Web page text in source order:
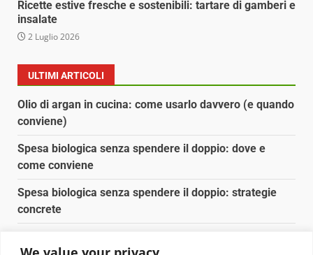
Ricette estive fresche e sostenibili: tartare di gamberi e
insalate
2 Luglio 2026
ULTIMI ARTICOLI
Olio di argan in cucina: come usarlo davvero (e quando
conviene)
Spesa biologica senza spendere il doppio: dove e
come conviene
Spesa biologica senza spendere il doppio: strategie
concrete